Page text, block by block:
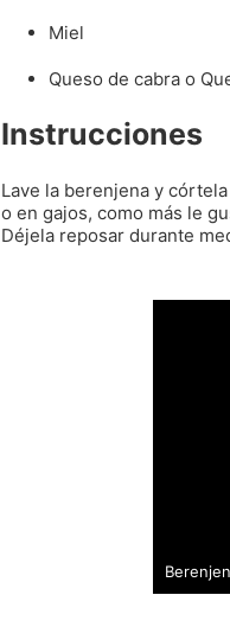
Miel
Queso de cabra o
Instrucciones
Lave la berenjena y
o en gajos, como más le
Déjela reposar durante